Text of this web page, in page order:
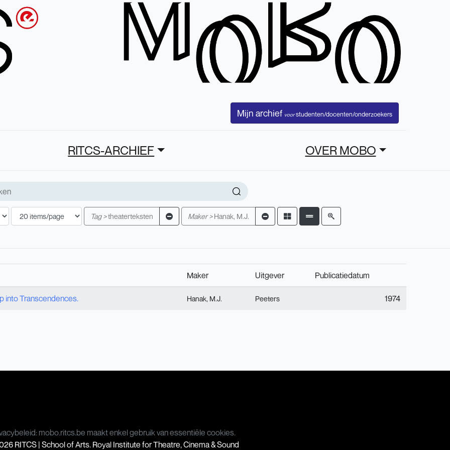
Mijn archief voorstudenten/docenten/onderzoekers
RITCS-ARCHIEF OVER MOBO
Tag >theaterteksten Maker > Hanak, M.J.
Maker Uitgever Publicatiedatum
into Transcendences. Hanak, M.J. Peeters 1974
mobo.ritcs.be maakt enkel gebruik van essentiële cookies.
RITCS | School of Arts. Royal Institute for Theatre, Cinema & Sound